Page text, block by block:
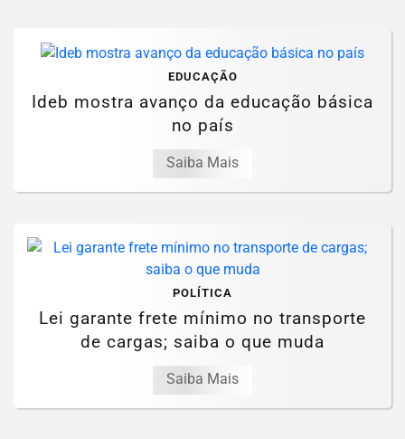
EDUCAÇÃO
Ideb mostra avanço da educação básica
no país
Saiba Mais
POLÍTICA
Lei garante frete mínimo no transporte
de cargas; saiba o que muda
Saiba Mais